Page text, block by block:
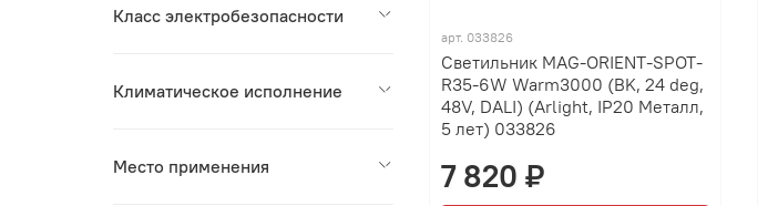
арт. 033826
Светильник MAG-ORIENT-SPOT-
R35-6W Warm3000 (BK, 24 deg,
48V, DALI) (Arlight, IP20 Металл,
5 лет) 033826
7 820 ₽
Класс электробезопасности
Климатическое исполнение
Место применения